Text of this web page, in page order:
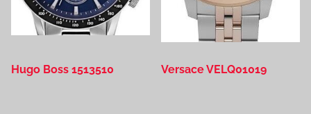
Hugo Boss 1513510 Versace VELQ01019